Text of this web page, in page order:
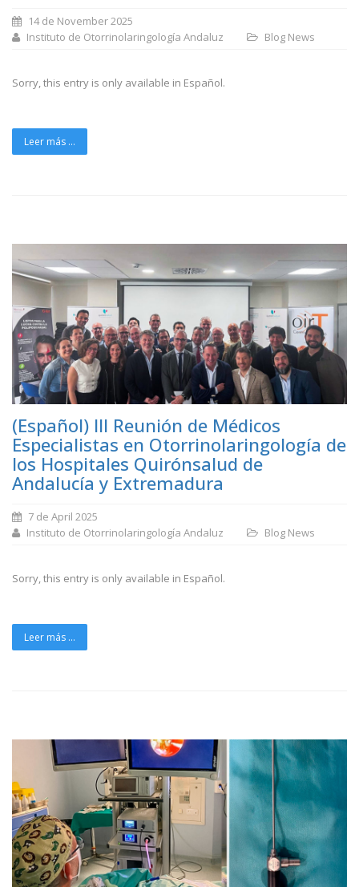
14 de November 2025
Instituto de Otorrinolaringología Andaluz
Blog News
Sorry, this entry is only available in Español.
Leer más ...
(Español) III Reunión de Médicos
Especialistas en Otorrinolaringología de
los Hospitales Quirónsalud de
Andalucía y Extremadura
7 de April 2025
Instituto de Otorrinolaringología Andaluz
Blog News
Sorry, this entry is only available in Español.
Leer más ...